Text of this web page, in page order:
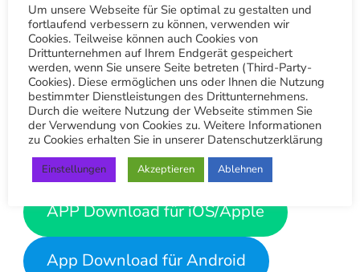
Mit unserer App kannst du
Treuepunkte sammeln,
unseren Wäschetaxi Service
bestellen oder den
kostenlosen QR-Code
Scanner nutzen.
APP Download für iOS/Apple
App Download für Android
Um unsere Webseite für Sie optimal zu gestalten und
fortlaufend verbessern zu können, verwenden wir
Cookies. Teilweise können auch Cookies von
Drittunternehmen auf Ihrem Endgerät gespeichert
werden, wenn Sie unsere Seite betreten (Third-Party-
Cookies). Diese ermöglichen uns oder Ihnen die Nutzung
bestimmter Dienstleistungen des Drittunternehmens.
Durch die weitere Nutzung der Webseite stimmen Sie
der Verwendung von Cookies zu. Weitere Informationen
zu Cookies erhalten Sie in unserer Datenschutzerklärung
Einstellungen Akzeptieren Ablehnen